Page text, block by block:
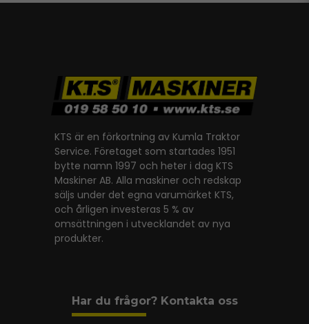
KTS är en förkortning av Kumla Traktor
Service. Företaget som startades 1951
bytte namn 1997 och heter i dag KTS
Maskiner AB. Alla maskiner och redskap
säljs under det egna varumärket KTS,
och årligen investeras 5 % av
omsättningen i utvecklandet av nya
produkter.
Har du frågor? Kontakta oss